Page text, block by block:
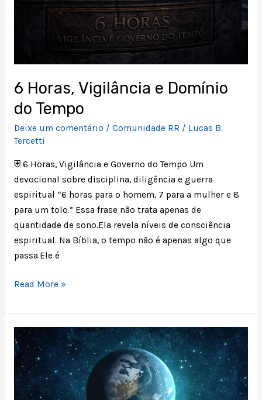
6 Horas, Vigilância e Domínio
do Tempo
Deixe um comentário / Comunidade RR / Lucas B.
Tercetti
⛨ 6 Horas, Vigilância e Governo do Tempo Um
devocional sobre disciplina, diligência e guerra
espiritual “6 horas para o homem, 7 para a mulher e 8
para um tolo.” Essa frase não trata apenas de
quantidade de sono.Ela revela níveis de consciência
espiritual. Na Bíblia, o tempo não é apenas algo que
passa.Ele é
Read More »
ESFERAS
DA
SOCIEDADE